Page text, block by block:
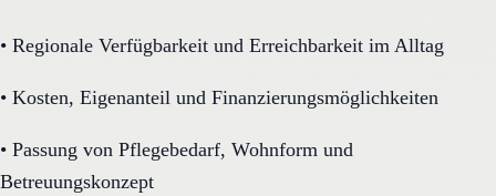
• Regionale Verfügbarkeit und Erreichbarkeit im Alltag
• Kosten, Eigenanteil und Finanzierungsmöglichkeiten
• Passung von Pflegebedarf, Wohnform und
Betreuungskonzept